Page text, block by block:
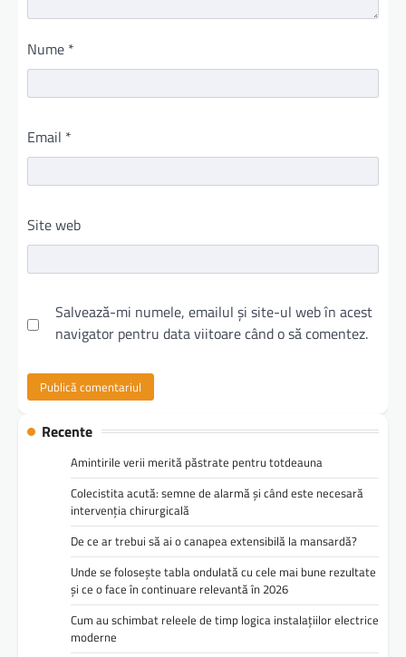
Nume *
Email *
Site web
Salvează-mi numele, emailul și site-ul web în acest
navigator pentru data viitoare când o să comentez.
Recente
Amintirile verii merită păstrate pentru totdeauna
Colecistita acută: semne de alarmă și când este necesară
intervenția chirurgicală
De ce ar trebui să ai o canapea extensibilă la mansardă?
Unde se folosește tabla ondulată cu cele mai bune rezultate
și ce o face în continuare relevantă în 2026
Cum au schimbat releele de timp logica instalațiilor electrice
moderne